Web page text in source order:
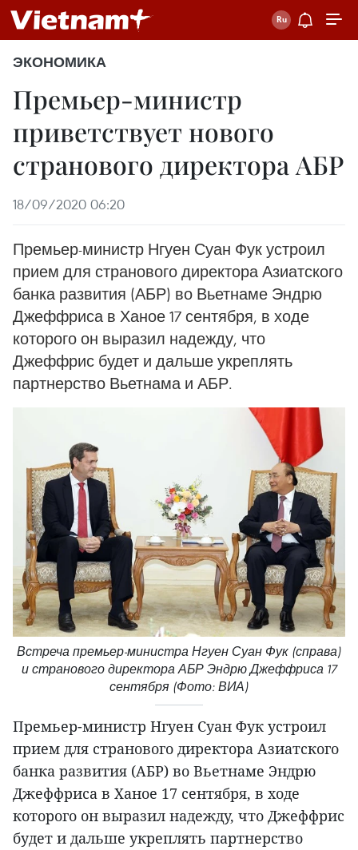
ЭКОНОМИКА
Премьер-министр
приветствует нового
странового директора АБР
18/09/2020 06:20
Премьер-министр Нгуен Суан Фук устроил
прием для странового директора Азиатского
банка развития (АБР) во Вьетнаме Эндрю
Джеффриса в Ханое 17 сентября, в ходе
которого он выразил надежду, что
Джеффрис будет и дальше укреплять
партнерство Вьетнама и АБР.
Встреча премьер-министра Нгуен Суан Фук (справа)
и странового директора АБР Эндрю Джеффриса 17
сентября (Фото: ВИА)
Премьер-министр Нгуен Суан Фук устроил
прием для странового директора Азиатского
банка развития (АБР) во Вьетнаме Эндрю
Джеффриса в Ханое 17 сентября, в ходе
которого он выразил надежду, что Джеффрис
будет и дальше укреплять партнерство